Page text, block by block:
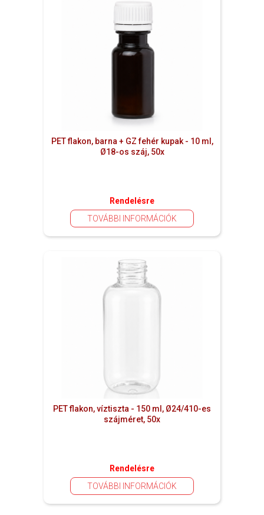
PET flakon, barna + GZ fehér kupak - 10 ml,
Ø18-os száj, 50x
Rendelésre
TOVÁBBI INFORMÁCIÓK
PET flakon, víztiszta - 150 ml, Ø24/410-es
szájméret, 50x
Rendelésre
TOVÁBBI INFORMÁCIÓK